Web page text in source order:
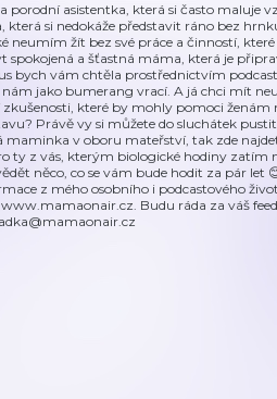
porodní asistentka, která si často maluje
která si nedokáže představit ráno bez
neumím žít bez své práce a činností,
a šťastná máma, která je
bych vám chtěla prostřednictvím
jako bumerang vrací. A já chci mít
zkušenosti, které by mohly pomoci
Právě vy si můžete do sluchátek
v oboru mateřství, tak zde
ty z vás, kterým biologické hodiny zatím
něco, co se vám bude hodit za pár let
z mého osobního i podcastového
Budu ráda za váš